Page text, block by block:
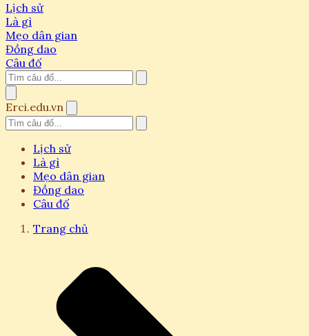
Lịch sử
Là gì
Mẹo dân gian
Đồng dao
Câu đố
Erci.edu.vn
Lịch sử
Là gì
Mẹo dân gian
Đồng dao
Câu đố
Trang chủ